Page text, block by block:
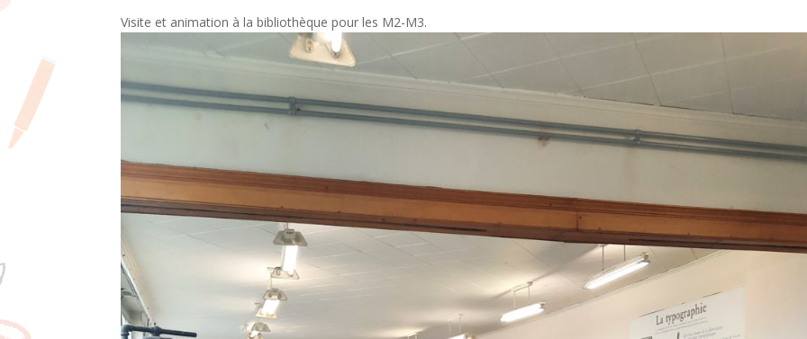
Visite et animation à la bibliothèque pour les M2-M3.